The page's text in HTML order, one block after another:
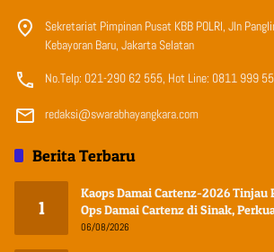
Sekretariat Pimpinan Pusat KBB POLRI, Jln
Kebayoran Baru, Jakarta Selatan
No.Telp: 021-290 62 555, Hot Line: 0811 999
redaksi@swarabhayangkara.com
Berita Terbaru
1
Kaops Damai Cartenz-2026 Tinjau
Ops Damai Cartenz di Sinak,
Humanis Bersama Masyarakat
06/08/2026